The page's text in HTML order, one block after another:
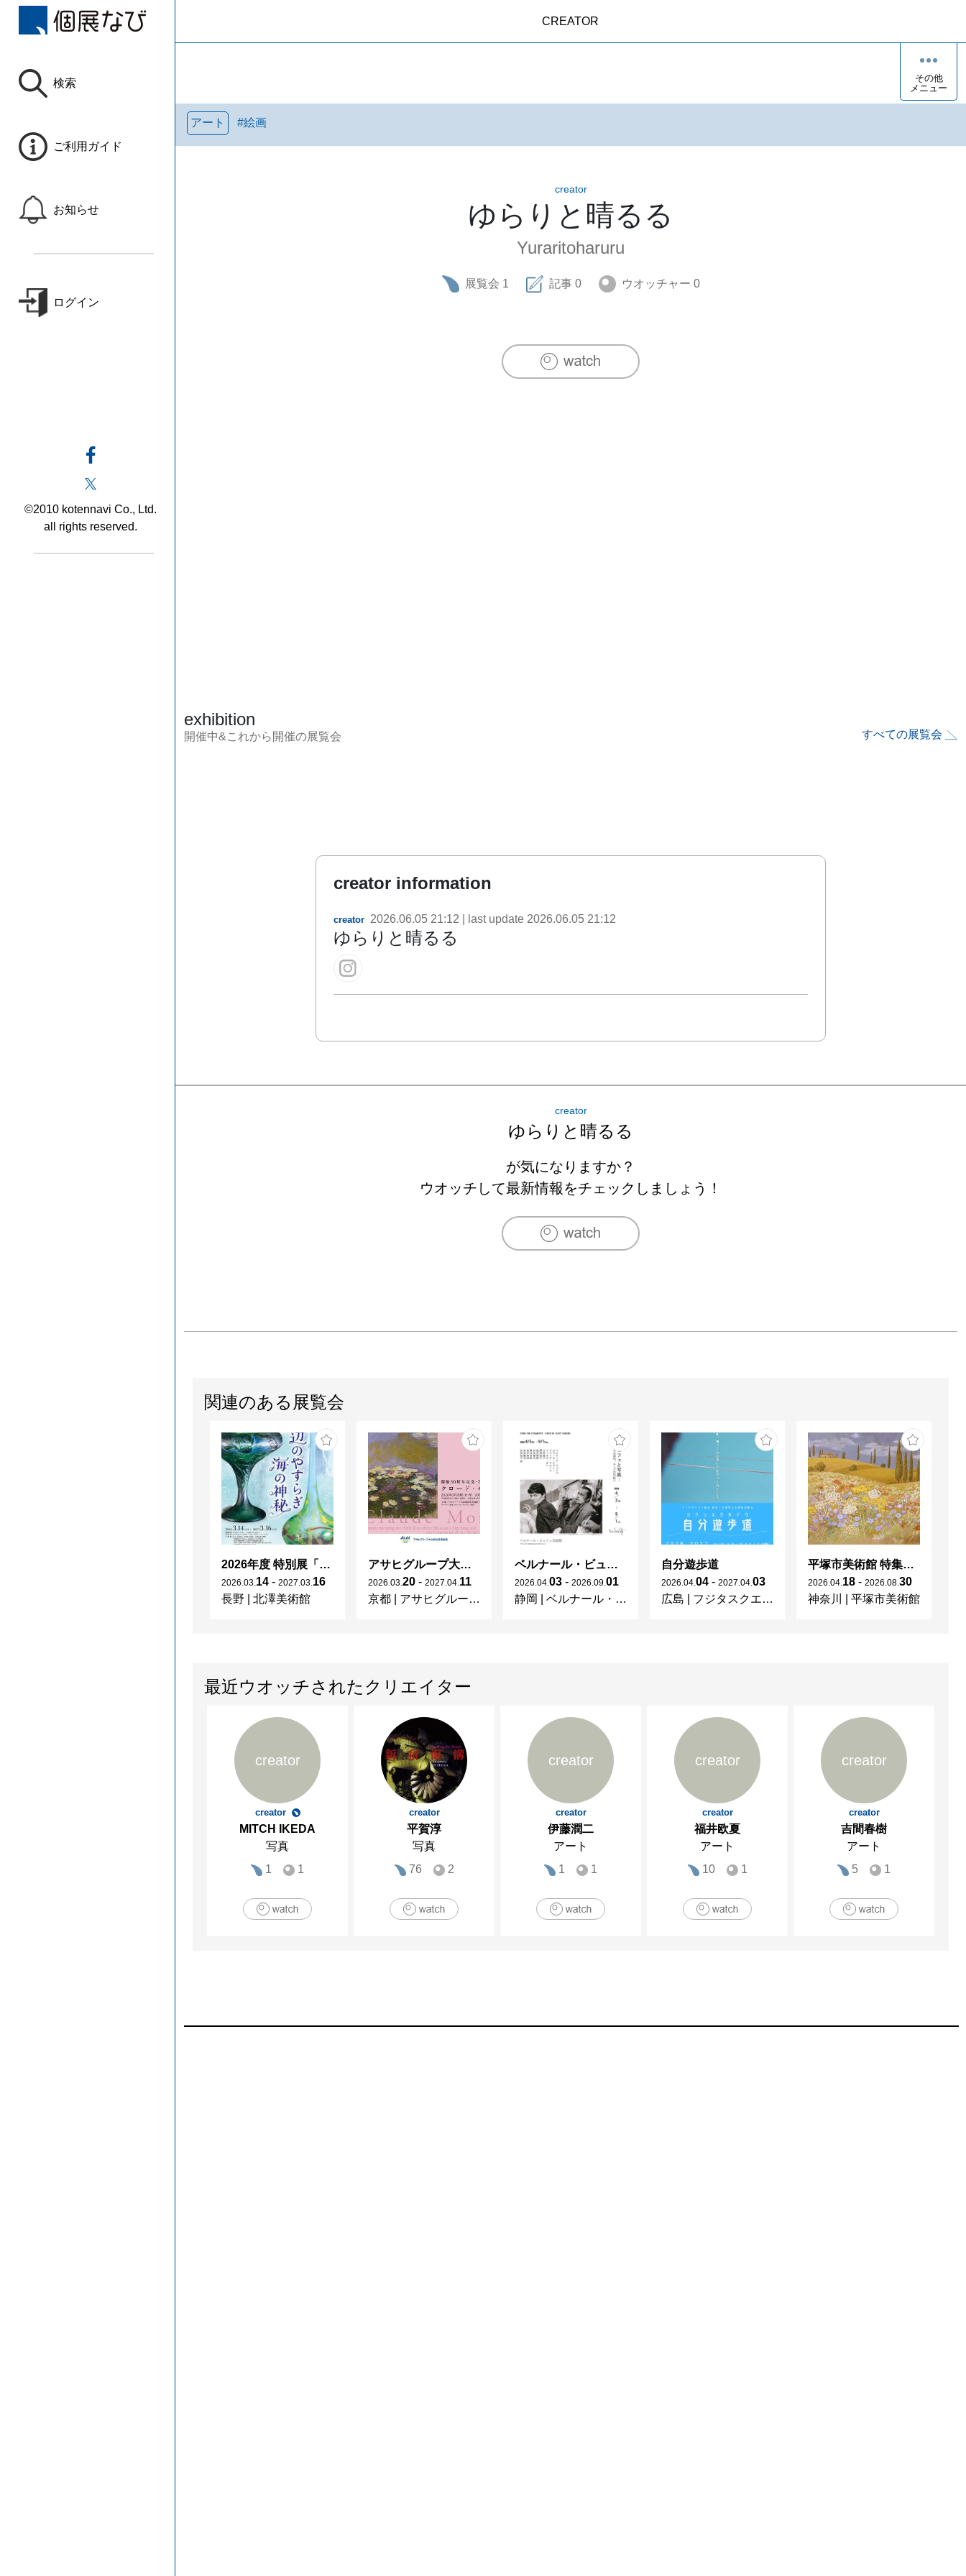
検索
ご利用ガイド
お知らせ
ログイン
©2010 kotennavi Co., Ltd.
all rights reserved.
CREATOR
その他
メニュー
アート #絵画
creator
ゆらりと晴るる
Yuraritoharuru
展覧会 1 記事 0 ウオッチャー 0
exhibition
開催中&これから開催の展覧会 すべての展覧会
creator information
creator 2026.06.05 21:12 | last update 2026.06.05 21:12
ゆらりと晴るる
creator
ゆらりと晴るる
が気になりますか？
ウオッチして最新情報をチェックしましょう！
関連のある展覧会
2026年度 特別展「ガレとドーム、アール･ヌーヴォーのガラス 水辺のやすらぎ、海の神秘」
2026 03 14 - 2027 03 16
長野
北澤美術館
アサヒグループ大山崎山荘美術館 開館30周年記念展「没後100年 クロード・モネ」
2026 03 20 - 2027 04 11
京都
アサヒグループ大山崎山荘美術館
ベルナール・ビュフェと写真 ーカメラがとらえたビュフェとその時代、そして21 世紀へ
2026 04 03 - 2026 09 01
静岡
ベルナール・ビュフェ美術館
自分遊歩道
2026 04 04 - 2027 04 03
広島
フジタスクエアまるくる大野
平塚市美術館 特集展 花の表現、その多様性／特別展示 新収蔵品展
2026 04 18 - 2026 08 30
神奈川
平塚市美術館
最近ウオッチされたクリエイター
creator
creator
MITCH IKEDA
写真
1
1
creator
平賀淳
写真
76
2
creator
creator
伊藤潤二
アート
1
1
creator
creator
福井欧夏
アート
10
1
creator
creator
吉間春樹
アート
5
1